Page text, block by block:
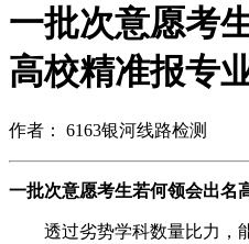
一批次意愿考
高校精准报专
作者： 6163银河线路检测
一批次意愿考生若何领会出名
透过劣势学科数量比力，能